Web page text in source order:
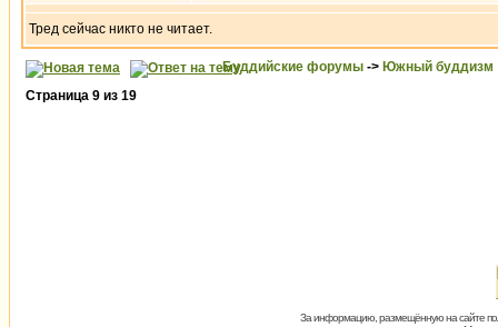
Тред сейчас никто не читает.
Буддийские форумы -> Южный буддизм
Страница 9 из 19
За информацию, размещённую на сайте